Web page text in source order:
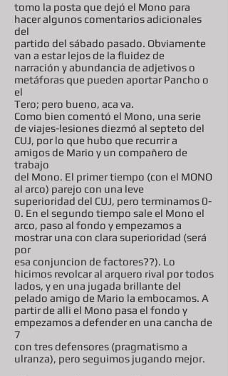
tomo la posta que dejó el Mono para
hacer algunos comentarios adicionales
del
partido del sábado pasado. Obviamente
van a estar lejos de la fluidez de
narración y abundancia de adjetivos o
metáforas que pueden aportar Pancho o
el
Tero; pero bueno, aca va.
Como bien comentó el Mono, una serie
de viajes-lesiones diezmó al septeto del
CUJ, por lo que hubo que recurrir a
amigos de Mario y un compañero de
trabajo
del Mono. El primer tiempo (con el MONO
al arco) parejo con una leve
superioridad del CUJ, pero terminamos 0-
0. En el segundo tiempo sale el Mono el
arco, paso al fondo y empezamos a
mostrar una con clara superioridad (será
por
esa conjuncion de factores??). Lo
hicimos revolcar al arquero rival por todos
lados, y en una jugada brillante del
pelado amigo de Mario la embocamos. A
partir de alli el Mono pasa el fondo y
empezamos a defender en una cancha de
7
con tres defensores (pragmatismo a
ulranza), pero seguimos jugando mejor.